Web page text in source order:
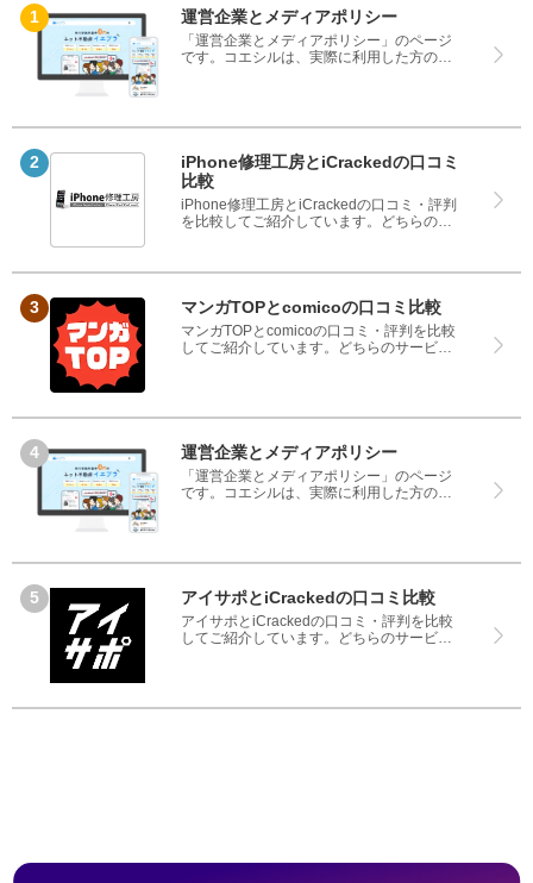
運営企業とメディアポリシー
「運営企業とメディアポリシー」のページ
です。コエシルは、実際に利用した方の口
なく、悪い口コミもしっかり掲載している
さい。
iPhone修理工房とiCrackedの口コミ
比較
iPhone修理工房とiCrackedの口コミ・評判
を比較してご紹介しています。どちらのサ
て、iPhone修理工房とiCrackedのどちらを
マンガTOPとcomicoの口コミ比較
マンガTOPとcomicoの口コミ・評判を比較
してご紹介しています。どちらのサービス
てください。
運営企業とメディアポリシー
「運営企業とメディアポリシー」のページ
です。コエシルは、実際に利用した方の口
なく、悪い口コミもしっかり掲載している
さい。
アイサポとiCrackedの口コミ比較
アイサポとiCrackedの口コミ・評判を比較
してご紹介しています。どちらのサービス
てください。